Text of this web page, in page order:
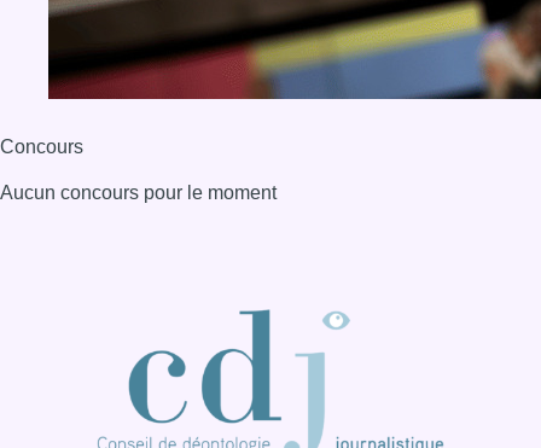
Concours
Aucun concours pour le moment